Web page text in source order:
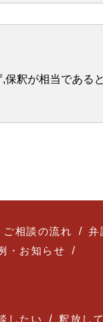
釈が相当である
ご相談の流れ 弁
・お知らせ
したい 釈放し